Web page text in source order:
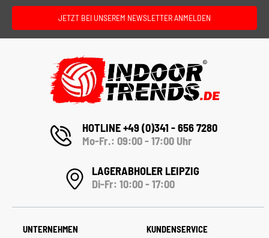
JETZT BEI UNSEREM NEWSLETTER ANMELDEN
HOTLINE +49 (0)341 - 656 7280
Mo-Fr.: 09:00 - 17:00 Uhr
LAGERABHOLER LEIPZIG
Di-Fr: 10:00 - 17:00
UNTERNEHMEN KUNDENSERVICE